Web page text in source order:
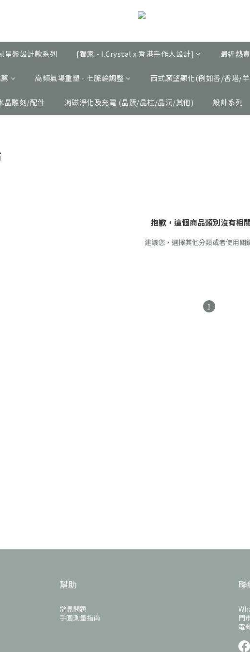
星盤設計款系列 [獨家 - I.Crystal x 香港手作人設計] 最近熱
高頻氣場重塑 - 七脈輪調整 西式願望顯化(例如香/香塔/
晶雕刻/配件 消磁淨化及充電 (晶簇/晶柱/晶洞/其他) 設計系列
抱歉，這個商品類別沒有相
建議您，選擇其他分類或者使用關
1
幫助
常見問題
手圍測量指南
聯
門
電